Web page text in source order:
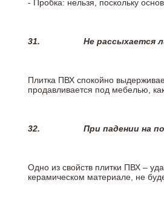
- Пробка: нельзя, поскольку
31. Не рассыхается
Плитка ПВХ спокойно
продавливается под мебелью,
32. При падении на
Одно из свойств плитки ПВХ –
керамическом материале, не